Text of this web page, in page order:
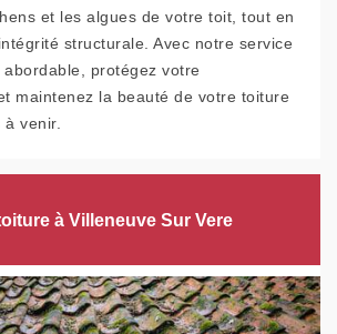
et les algues de votre toit, tout en
structurale. Avec notre service
protégez votre
maintenez la beauté de votre toiture
venir.
à Villeneuve Sur Vere